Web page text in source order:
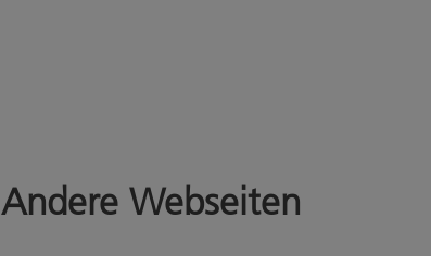
Andere Webseiten